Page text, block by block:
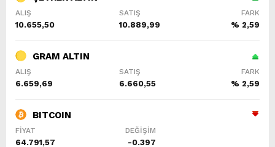
ALIŞ SATIŞ FARK
10.655,50 10.889,99 % 2,59
GRAM ALTIN
ALIŞ SATIŞ FARK
6.659,69 6.660,55 % 2,59
BITCOIN
FİYAT DEĞİŞİM
64.791,57 -0.397